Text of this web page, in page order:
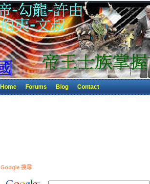
Home Forums Blog Contact
Google 搜尋